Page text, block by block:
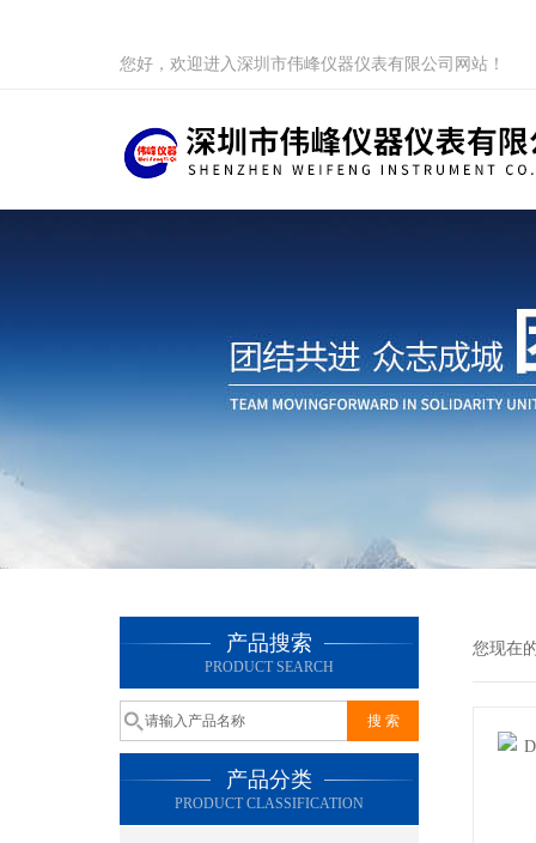
您好，欢迎进入深圳市伟峰仪器仪表有限公司网站！
产品搜索
PRODUCT SEARCH
产品分类
PRODUCT CLASSIFICATION
您现在